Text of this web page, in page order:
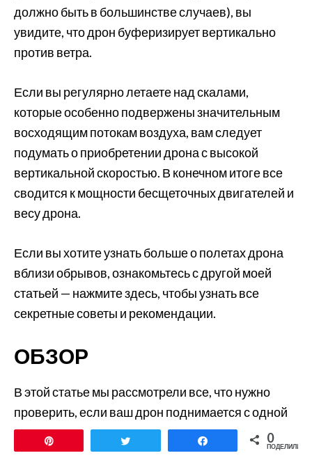
должно быть в большинстве случаев), вы
увидите, что дрон буферизирует вертикально
против ветра.
Если вы регулярно летаете над скалами,
которые особенно подвержены значительным
восходящим потокам воздуха, вам следует
подумать о приобретении дрона с высокой
вертикальной скоростью. В конечном итоге все
сводится к мощности бесщеточных двигателей и
весу дрона.
Если вы хотите узнать больше о полетах дрона
вблизи обрывов, ознакомьтесь с другой моей
статьей — нажмите здесь, чтобы узнать все
секретные советы и рекомендации.
ОБЗОР
В этой статье мы рассмотрели все, что нужно
проверить, если ваш дрон поднимается с одной
стороны. Проверка калибровки, целостности
конструкции, расположения и типа пропеллера
Поделиться0
ПОДЕЛИЛИСЬ